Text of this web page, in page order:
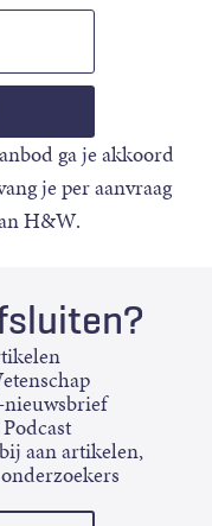
ga je akkoord
je per aanvraag
H&W.
aan artikelen,